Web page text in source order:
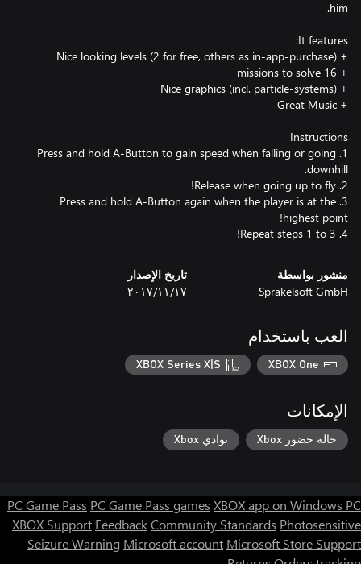
1. Press and hold A-Button to gain speed when falling or going
3. Press and hold A-Button again when the player is at the
4. Repeat steps 1 to 3!
منشور بواسطة
Sprakelsoft GmbH
تاريخ الإصدار
١٧‏/١١‏/٢٠١٧
العب باستخدام
XBOX One
XBOX Series X|S
الإمكانات
حالة حضور Xbox نوادي Xbox
PC Game Pass PC Game Pass games XBOX app on Windows PC
XBOX Support FeedbackCommunity Standards Photosensitive
Seizure Warning Microsoft account Microsoft Store Support